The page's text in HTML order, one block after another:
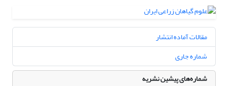
مقالات آماده انتشار
شماره جاری
شماره‌های پیشین نشریه